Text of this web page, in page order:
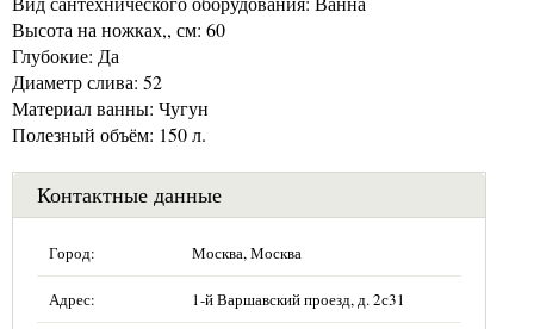
Высота на ножках,, см: 60
Глубокие: Да
Диаметр слива: 52
Материал ванны: Чугун
Полезный объём: 150 л.
Контактные данные
Город: Москва, Москва
Адрес: 1-й Варшавский проезд, д. 2с31